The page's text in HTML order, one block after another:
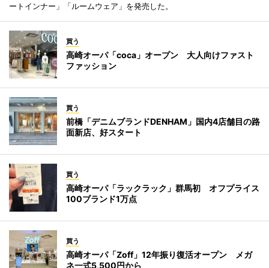
ートインナー」「ルームウェア」を発売した。
買う
高崎オーパ「coca」オープン 大人向けファスト
ファッション
買う
前橋「デニムブランドDENHAM」国内4店舗目の路
面新店、好スタート
買う
高崎オーパ「ラックラック」群馬初 オフプライス
100ブランド1万点
買う
高崎オーパ「Zoff」12年振り復活オープン メガ
ネ一式5,500円から